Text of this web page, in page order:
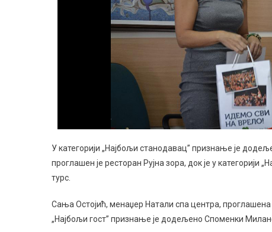
У категорији „Најбољи станодавац” признање је
проглашен је ресторан Рујна зора, док је у
турс.
Сања Остојић, менаџер Натали спа центра, проглашена
„Најбољи гост” признање је додељено Споменки